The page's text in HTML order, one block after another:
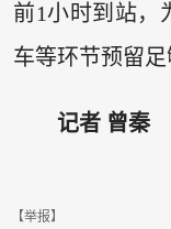
前1小时到站，
车等环节预留足
记者 曾秦
【举报】